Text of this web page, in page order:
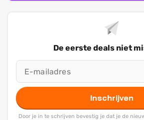
De eerste deals niet
Inschrijven
Door je in te schrijven bevestig je dat je de